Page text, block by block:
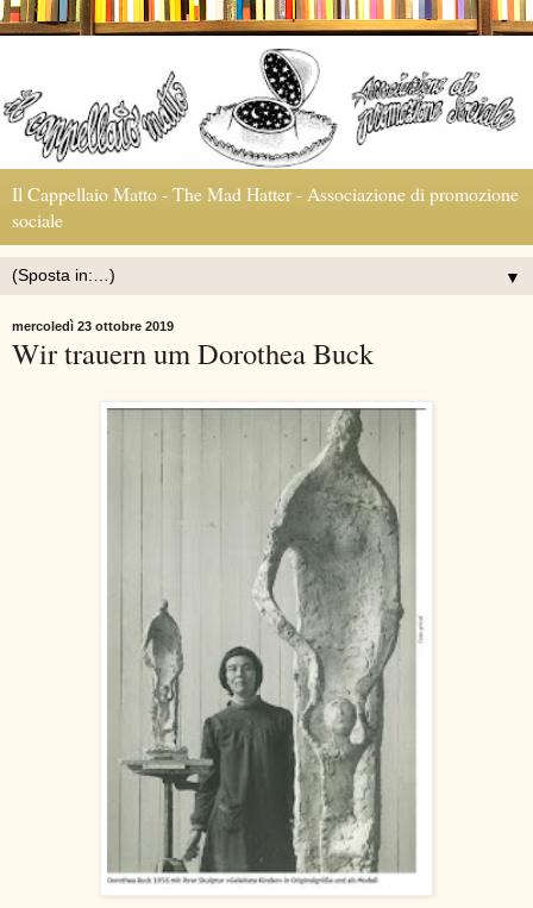
Il Cappellaio Matto - The Mad Hatter - Associazione di promozione
sociale
▼
mercoledì 23 ottobre 2019
Wir trauern um Dorothea Buck